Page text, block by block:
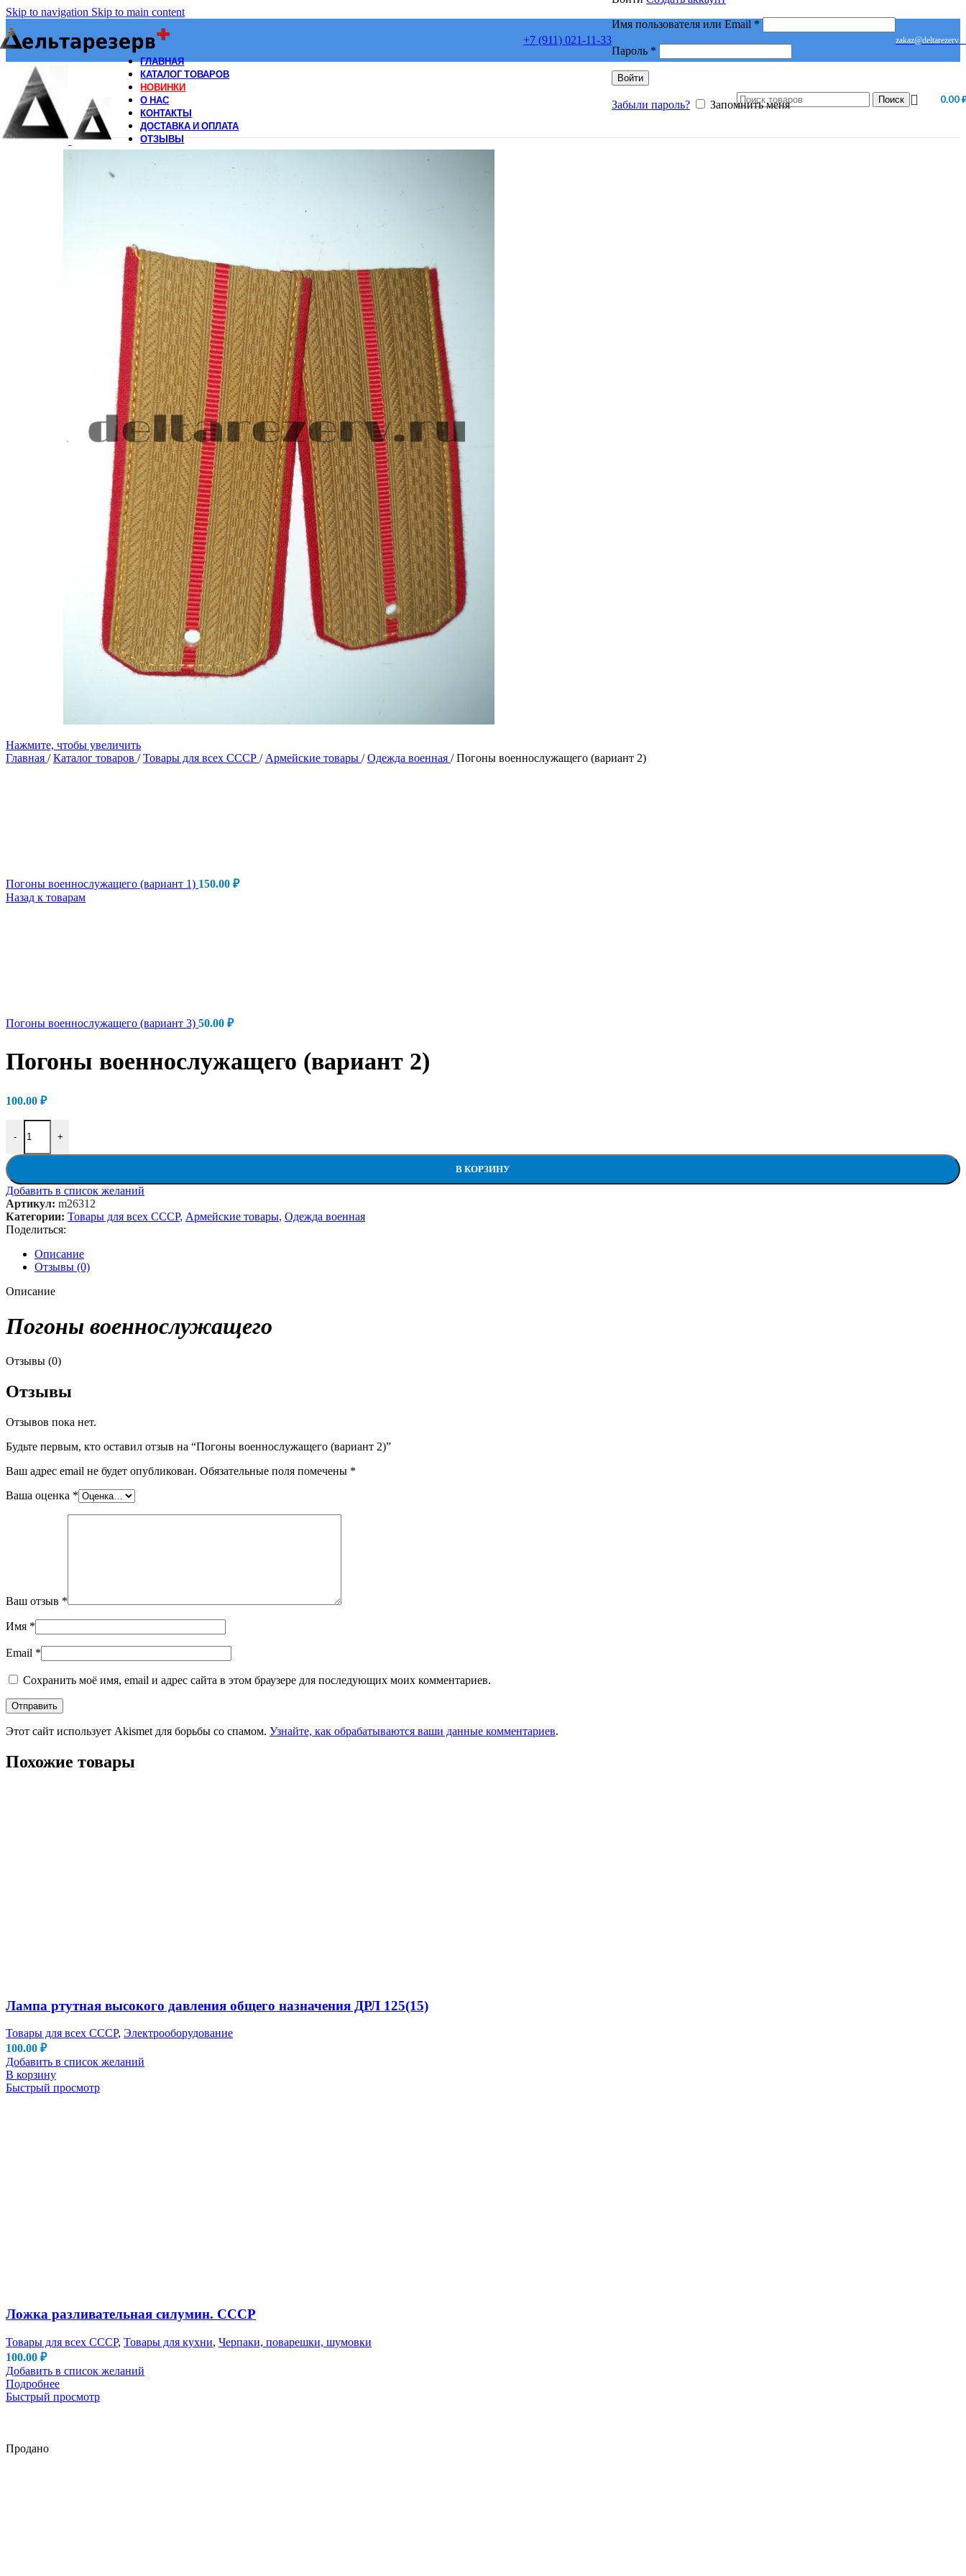
Skip to navigation Skip to main content
+7 (911) 021-11-33
Имя пользователя или Email *Обязательно
Пароль *
Войти
Забыли пароль? Запомнить меня
ГЛАВНАЯ
КАТАЛОГ ТОВАРОВ
НОВИНКИ
О НАС
КОНТАКТЫ
ДОСТАВКА И ОПЛАТА
ОТЗЫВЫ
Поиск 0.00
Нажмите, чтобы увеличить
Главная / Каталог товаров / Товары для всех СССР / Армейские товары / Одежда военная / Погоны военнослужащего (вариант 2)
Погоны военнослужащего (вариант 1) 150.00 ₽
Назад к товарам
Погоны военнослужащего (вариант 3) 50.00 ₽
Погоны военнослужащего (вариант 2)
100.00 ₽
-
Количество товара Погоны военнослужащего (вариант 2)
+
В КОРЗИНУ
Добавить в список желаний
Артикул: m26312
Категории: Товары для всех СССР, Армейские товары, Одежда военная
Поделиться:
Описание
Отзывы (0)
Описание
Погоны военнослужащего
Отзывы (0)
Отзывы
Отзывов пока нет.
Будьте первым, кто оставил отзыв на “Погоны военнослужащего (вариант 2)”
Ваш адрес email не будет опубликован. Обязательные поля помечены *
Ваша оценка *
Ваш отзыв *
Имя *
Email *
Сохранить моё имя, email и адрес сайта в этом браузере для последующих моих комментариев.
Этот сайт использует Akismet для борьбы со спамом. Узнайте, как обрабатываются ваши данные комментариев.
Похожие товары
Лампа ртутная высокого давления общего назначения ДРЛ 125(15)
Товары для всех СССР, Электрооборудование
100.00 ₽
Добавить в список желаний
В корзину
Быстрый просмотр
Продано
Ложка разливательная силумин. СССР
Товары для всех СССР, Товары для кухни, Черпаки, поварешки, шумовки
100.00 ₽
Добавить в список желаний
Подробнее
Быстрый просмотр